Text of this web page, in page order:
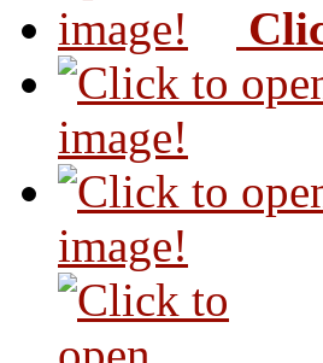
image!
image!